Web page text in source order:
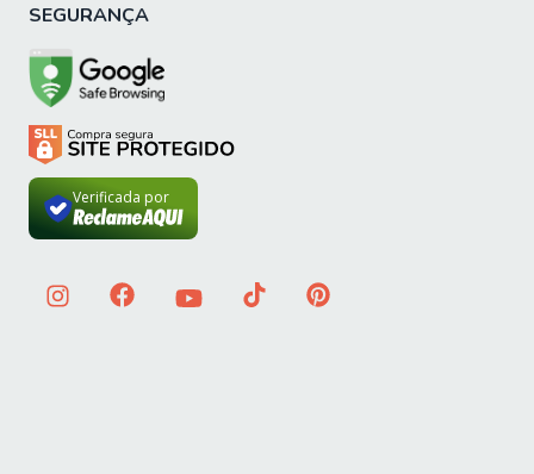
SEGURANÇA
Verificada por